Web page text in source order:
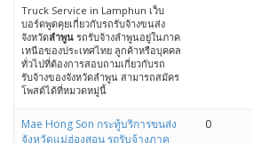
Truck Service in Lamphun เว็บ
บอร์ดพูดคุยเกี่ยวกับรถรับจ้างขนส่ง
จังหวัดลำพูน รถรับจ้างลำพูนอยู่ในภาค
เหนือของประเทศไทย ลูกค้าหรือบุคคล
ทั่วไปที่ต้องการสอบถามเกี่ยวกับรถ
รับจ้างของจังหวัดลำพูน สามารถสมัคร
โพสต์ได้ที่หมวดหมู่นี้
Mae Hong Son กระทู้บริการขนส่ง
จังหวัดแม่ฮ่องสอน รถรับจ้างภาค
0